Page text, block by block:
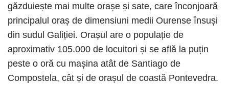
găzduiește mai multe orașe și sate, care înconjoară
principalul oraș de dimensiuni medii Ourense însuși
din sudul Galiției. Orașul are o populație de
aproximativ 105.000 de locuitori și se află la puțin
peste o oră cu mașina atât de Santiago de
Compostela, cât și de orașul de coastă Pontevedra.